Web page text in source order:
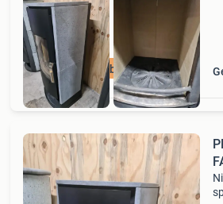
Nieuw binnen!